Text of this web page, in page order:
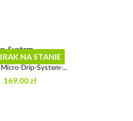
Drip-System-...
169,00 zł
NA STANIE